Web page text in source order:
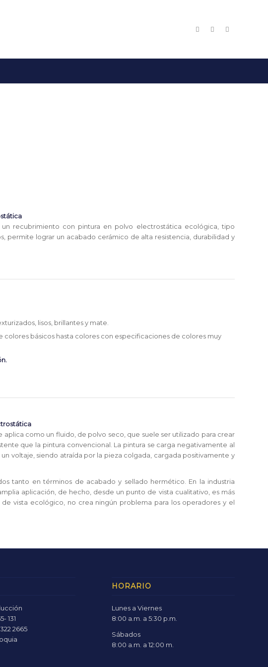
recubrimiento con pintura en polvo electrostática ecológica, tipo
permite lograr un acabado cerámico de alta resistencia, durabilidad y
lisos, brillantes y mate.
colores básicos hasta colores con especificaciones de colores muy
aplica como un fluido, de polvo seco, que suele ser utilizado para crear
que la pintura convencional. La pintura se carga negativamente al
voltaje, siendo atraída por la pieza colgada, cargada positivamente y
tanto en términos de acabado y sellado hermético. En la industria
aplicación, de hecho, desde un punto de vista cualitativo, es más
vista ecológico, no crea ningún problema para los operadores y el
131
2665
HORARIO
Lunes a Viernes
8:00 a.m. a 5:30 p.m.
Sábados
8:00 a.m. a 12:00 m.